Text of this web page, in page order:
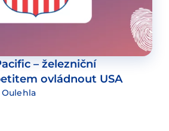
– železniční
ovládnout USA